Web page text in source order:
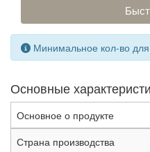
Минимальное кол-во для
Основные
Основное о продукте
Страна производства